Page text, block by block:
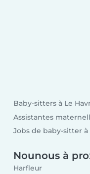
Baby-sitters à Le
Assistantes
Jobs de baby-sitter à
Nounous à
Harfleur